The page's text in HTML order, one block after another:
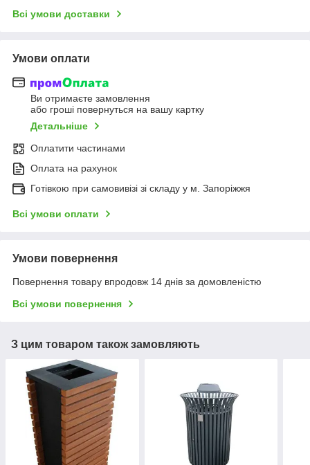
Всі умови доставки
Умови оплати
Ви отримаєте замовлення
або гроші повернуться на вашу картку
Детальніше
Оплатити частинами
Оплата на рахунок
Готівкою при самовивізі зі складу у м. Запоріжжя
Всі умови оплати
Умови повернення
Повернення товару впродовж 14 днів за домовленістю
Всі умови повернення
З цим товаром також замовляють